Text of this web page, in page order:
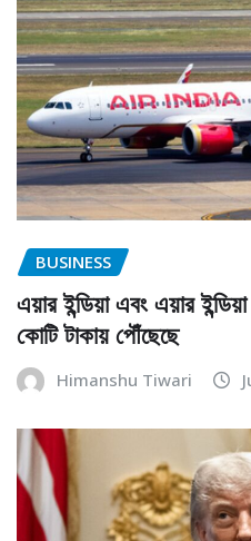
BUSINESS
এয়ার ইন্ডিয়া এবং এয়ার
কোটি টাকায় পৌঁছেছে
Himanshu Tiwari